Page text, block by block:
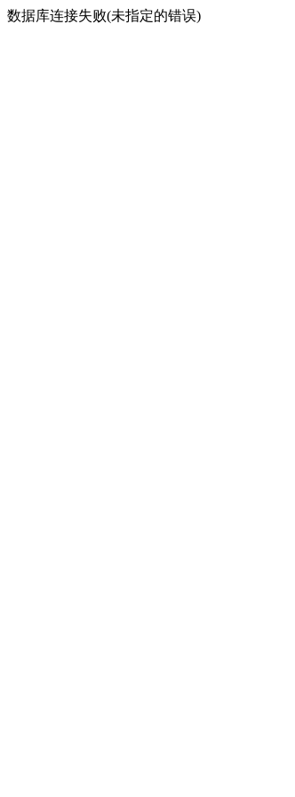
数据库连接失败(未指定的错误)